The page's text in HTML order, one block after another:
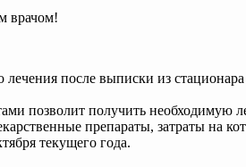
врачом!
после выписки из
позволит получить необходимую
препараты, затраты на
текущего года.